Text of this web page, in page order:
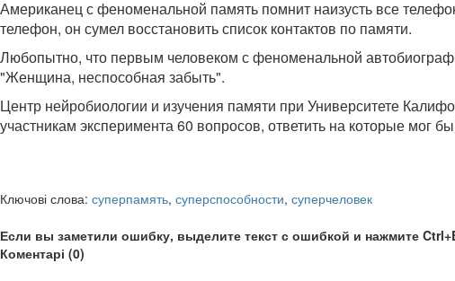
Американец с феноменальной память помнит наизусть все
телефон, он сумел восстановить список контактов по памяти.
Любопытно, что первым человеком с феноменальной
"Женщина, неспособная забыть".
Центр нейробиологии и изучения памяти при Университете
участникам эксперимента 60 вопросов, ответить на которые
Ключові слова: суперпамять, суперспособности, суперчеловек
Если вы заметили ошибку, выделите текст с ошибкой и нажмите
Коментарі (0)